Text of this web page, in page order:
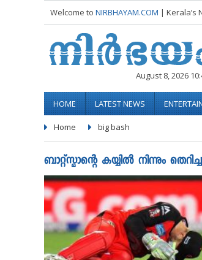
Welcome to NIRBHAYAM.COM | Kerala’s
August 8, 2026
HOME LATEST NEWS
Home big bash
ബാറ്റ്‌സ്മാന്റെ കയ്യില്‍ നിന്നും